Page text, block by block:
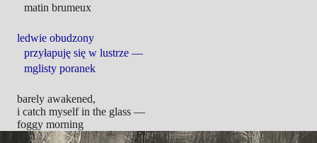
matin brumeux
ledwie obudzony
przyłapuję się w lustrze —
mglisty poranek
barely awakened,
i catch myself in the glass —
foggy morning